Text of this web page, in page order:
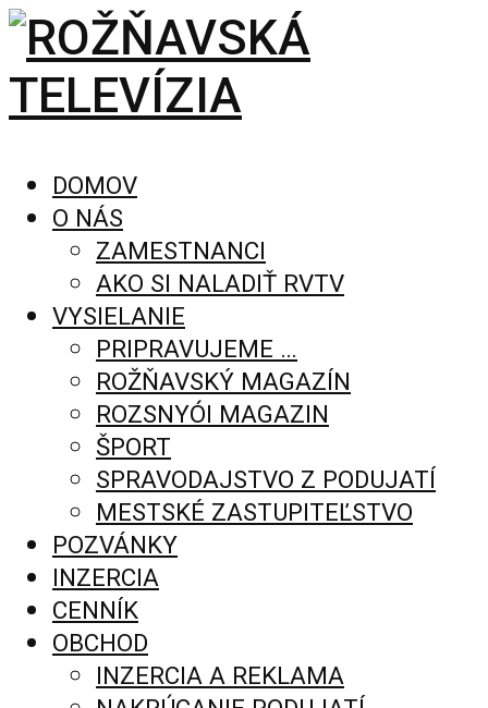
DOMOV
O NÁS
ZAMESTNANCI
AKO SI NALADIŤ RVTV
VYSIELANIE
PRIPRAVUJEME …
ROŽŇAVSKÝ MAGAZÍN
ROZSNYÓI MAGAZIN
ŠPORT
SPRAVODAJSTVO Z PODUJATÍ
MESTSKÉ ZASTUPITEĽSTVO
POZVÁNKY
INZERCIA
CENNÍK
OBCHOD
INZERCIA A REKLAMA